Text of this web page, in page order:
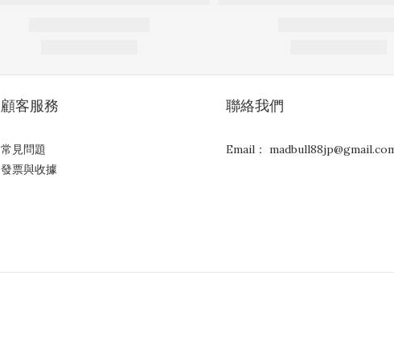
顧客服務
常見問題
發票與收據
聯絡我們
Email：